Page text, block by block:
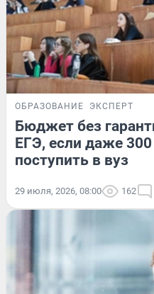
ОБРАЗОВАНИЕ ЭКСПЕРТ
Бюджет без
ЕГЭ, если даже
поступить в вуз
29 июля, 2026, 08:00 162